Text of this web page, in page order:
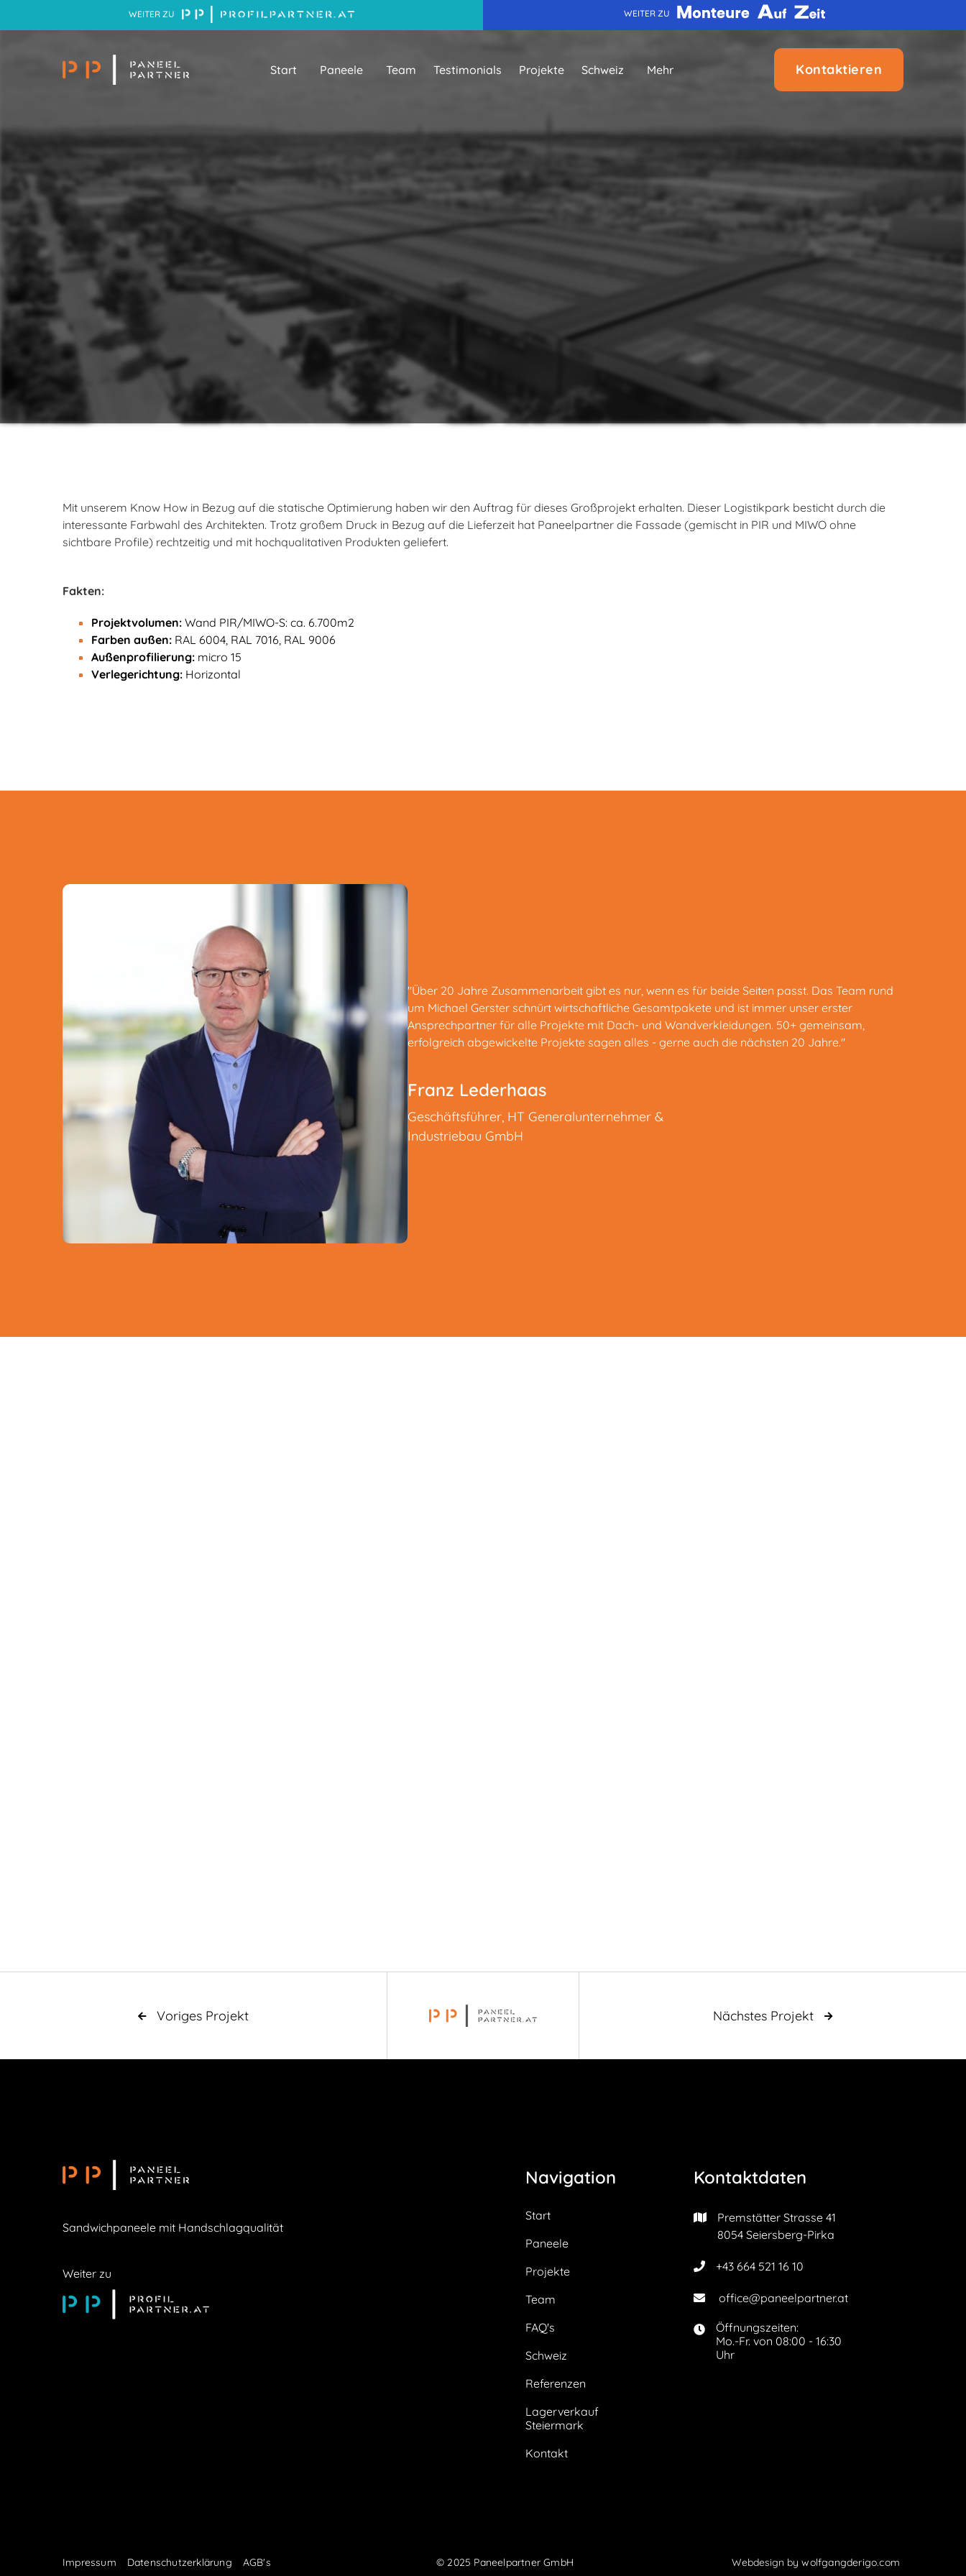
WEITER ZU WEITER ZU
Start Paneele Team Testimonials Projekte Schweiz Mehr Kontaktieren
Mit unserem Know How in Bezug auf die statische Optimierung haben wir den Auftrag für dieses Großprojekt erhalten. Dieser Logistikpark besticht durch die
interessante Farbwahl des Architekten. Trotz großem Druck in Bezug auf die Lieferzeit hat Paneelpartner die Fassade (gemischt in PIR und MIWO ohne
sichtbare Profile) rechtzeitig und mit hochqualitativen Produkten geliefert.
Fakten:
Projektvolumen: Wand PIR/MIWO-S: ca. 6.700m2
Farben außen: RAL 6004, RAL 7016, RAL 9006
Außenprofilierung: micro 15
Verlegerichtung: Horizontal
"Über 20 Jahre Zusammenarbeit gibt es nur, wenn es für beide Seiten passt. Das Team rund
um Michael Gerster schnürt wirtschaftliche Gesamtpakete und ist immer unser erster
Ansprechpartner für alle Projekte mit Dach- und Wandverkleidungen. 50+ gemeinsam,
erfolgreich abgewickelte Projekte sagen alles - gerne auch die nächsten 20 Jahre."
Franz Lederhaas
Geschäftsführer, HT Generalunternehmer &
Industriebau GmbH
 Voriges Projekt Nächstes Projekt 
Sandwichpaneele mit Handschlagqualität
Weiter zu
Navigation
Start
Paneele
Projekte
Team
FAQ's
Schweiz
Referenzen
Lagerverkauf
Steiermark
Kontakt
Kontaktdaten

Premstätter Strasse 41
8054 Seiersberg-Pirka
 +43 664 521 16 10
 office@paneelpartner.at

Öffnungszeiten:
Mo.-Fr. von 08:00 - 16:30
Uhr
Impressum Datenschutzerklärung AGB's © 2025 Paneelpartner GmbH Webdesign bywolfgangderigo.com